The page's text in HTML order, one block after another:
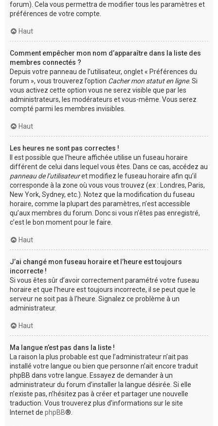
forum). Cela vous permettra de modifier tous les paramètres et
préférences de votre compte.
Haut
Comment empêcher mon nom d’apparaître dans la liste des
membres connectés ?
Depuis votre panneau de l’utilisateur, onglet « Préférences du
forum », vous trouverez l’option Cacher mon statut en ligne. Si
vous activez cette option vous ne serez visible que par les
administrateurs, les modérateurs et vous-même. Vous serez
compté parmi les membres invisibles.
Haut
Les heures ne sont pas correctes !
Il est possible que l’heure affichée utilise un fuseau horaire
différent de celui dans lequel vous êtes. Dans ce cas, accédez au
panneau de l’utilisateuret modifiez le fuseau horaire afin qu’il
corresponde à la zone où vous vous trouvez (ex : Londres, Paris,
New York, Sydney, etc.). Notez que la modification du fuseau
horaire, comme la plupart des paramètres, n’est accessible
qu’aux membres du forum. Donc si vous n’êtes pas enregistré,
c’est le bon moment pour le faire.
Haut
J’ai changé mon fuseau horaire et l’heure est toujours
incorrecte !
Si vous êtes sûr d’avoir correctement paramétré votre fuseau
horaire et que l’heure est toujours incorrecte, il se peut que le
serveur ne soit pas à l’heure. Signalez ce problème à un
administrateur.
Haut
Ma langue n’est pas dans la liste !
La raison la plus probable est que l’administrateur n’ait pas
installé votre langue ou bien que personne n’ait encore traduit
phpBB dans votre langue. Essayez de demander à un
administrateur du forum d’installer la langue désirée. Si elle
n’existe pas, n’hésitez pas à créer et partager une nouvelle
traduction. Vous trouverez plus d’informations sur le site
Internet de phpBB®.